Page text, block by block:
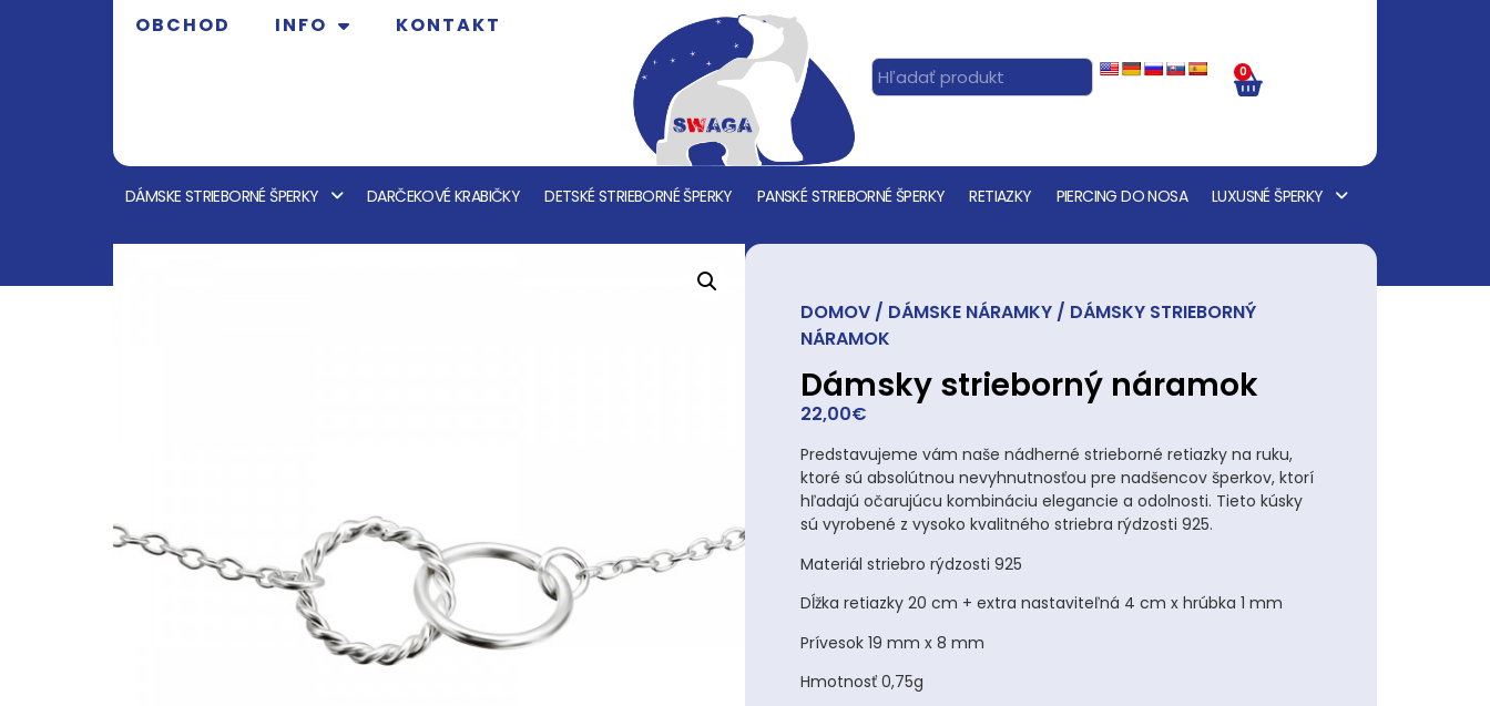
OBCHOD INFO KONTAKT
0
DÁMSKE STRIEBORNÉ ŠPERKY DARČEKOVÉ KRABIČKY DETSKÉ STRIEBORNÉ ŠPERKY PANSKÉ STRIEBORNÉ ŠPERKY RETIAZKY PIERCING DO NOSA LUXUSNÉ ŠPERKY
DOMOV / DÁMSKE NÁRAMKY / DÁMSKY STRIEBORNÝ
NÁRAMOK
Dámsky strieborný náramok
22,00€
Predstavujeme vám naše nádherné strieborné retiazky na ruku,
ktoré sú absolútnou nevyhnutnosťou pre nadšencov šperkov, ktorí
hľadajú očarujúcu kombináciu elegancie a odolnosti. Tieto kúsky
sú vyrobené z vysoko kvalitného striebra rýdzosti 925.
Materiál striebro rýdzosti 925
Dĺžka retiazky 20 cm + extra nastaviteľná 4 cm x hrúbka 1 mm
Prívesok 19 mm x 8 mm
Hmotnosť 0,75g